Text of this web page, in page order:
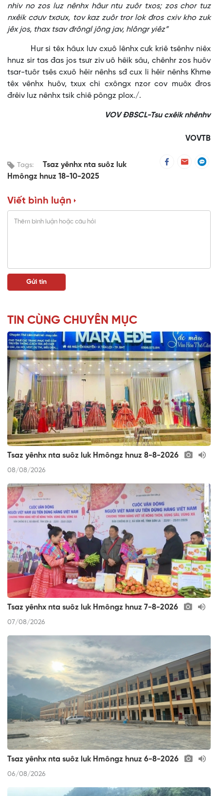
nhiv no zos luz nênhx hâur ntu zuôr txos; zos chor tuz
nxêik cơưv txơưx, tov kaz zuôr tror lok đros cxiv kho zuk
jêx jos, thax tsav đrôngl jông jav, hlôngr yiêz”
Hur si têx hâux lưv cxuô lênhx cưk kriê tsênhv niêx
hnuz sir tas đas jos tsưr ziv uô hêik sâu, chênhr zos huôv
tsar-tuôr tsês cxuô hêir nênhs sđ cux li hêir nênhs Khme
têx vênhx huôv, txux chi cxôngx nzor cov muôx đros
đrêiv luz nênhx tsik chiê pôngz plox./.
VOV ĐBSCL-Tsu cxêik nhênhv
VOVTB
Tags:
Tsaz yênhx nta suôz luk
Hmôngz hnuz 18-10-2025
Viết bình luận
TIN CÙNG CHUYÊN MỤC
Tsaz yênhx nta suôz luk Hmôngz hnuz 8-8-2026
08/08/2026
Tsaz yênhx nta suôz luk Hmôngz hnuz 7-8-2026
07/08/2026
Tsaz yênhx nta suôz luk Hmôngz hnuz 6-8-2026
06/08/2026